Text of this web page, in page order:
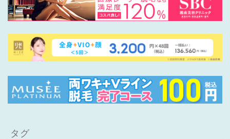
タグ